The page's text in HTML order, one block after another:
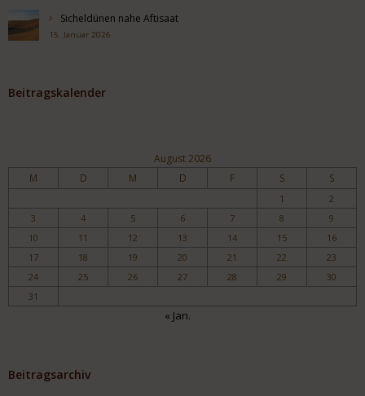
Sicheldünen nahe Aftisaat
15. Januar 2026
Beitragskalender
August 2026
M D M D F S S
1
2
3
4 5 6 7 8
9
10
11 12 13 14 15
16
17
18 19 20 21 22
23
24
25 26 27 28 29
30
31
« Jan.
Beitragsarchiv